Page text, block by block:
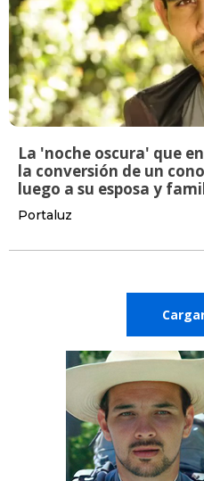
La 'noche oscura' que
la conversión de un
luego a su esposa y
Portaluz